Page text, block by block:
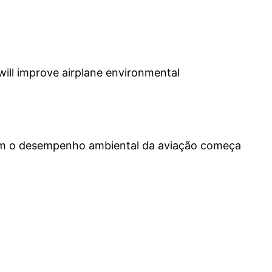
improve airplane environmental
o desempenho ambiental da aviação começa